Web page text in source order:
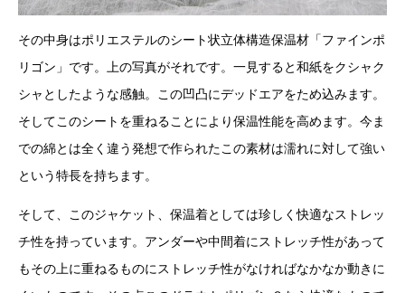
その中身はポリエステルのシート状立体構造保温材「ファインポ
リゴン」です。上の写真がそれです。一見すると和紙をクシャク
シャとしたような感触。この凹凸にデッドエアをため込みます。
そしてこのシートを重ねることにより保温性能を高めます。今ま
での綿とは全く違う発想で作られたこの素材は濡れに対して強い
という特長を持ちます。
そして、このジャケット、保温着としては珍しく快適なストレッ
チ性を持っています。アンダーや中間着にストレッチ性があって
もその上に重ねるものにストレッチ性がなければなかなか動きに